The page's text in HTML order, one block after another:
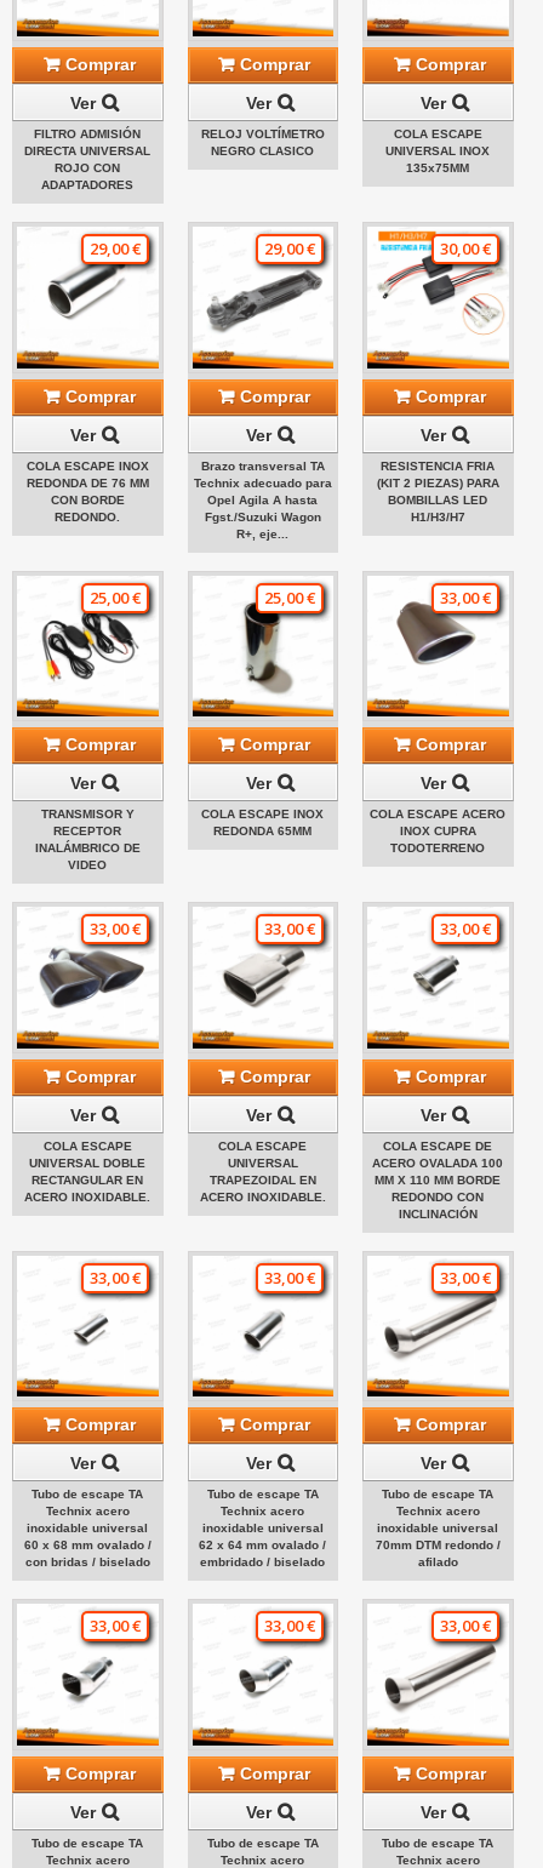
Comprar
Ver
FILTRO ADMISIÓN
DIRECTA UNIVERSAL
ROJO CON
ADAPTADORES
Comprar
Ver
RELOJ VOLTÍMETRO
NEGRO CLASICO
Comprar
Ver
COLA ESCAPE
UNIVERSAL INOX
135x75MM
29,00 €
Comprar
Ver
COLA ESCAPE INOX
REDONDA DE 76 MM
CON BORDE
REDONDO.
29,00 €
Comprar
Ver
Brazo transversal TA
Technix adecuado para
Opel Agila A hasta
Fgst./Suzuki Wagon
R+, eje...
30,00 €
Comprar
Ver
RESISTENCIA FRIA
(KIT 2 PIEZAS) PARA
BOMBILLAS LED
H1/H3/H7
25,00 €
Comprar
Ver
TRANSMISOR Y
RECEPTOR
INALÁMBRICO DE
VIDEO
25,00 €
Comprar
Ver
COLA ESCAPE INOX
REDONDA 65MM
33,00 €
Comprar
Ver
COLA ESCAPE ACERO
INOX CUPRA
TODOTERRENO
33,00 €
Comprar
Ver
COLA ESCAPE
UNIVERSAL DOBLE
RECTANGULAR EN
ACERO INOXIDABLE.
33,00 €
Comprar
Ver
COLA ESCAPE
UNIVERSAL
TRAPEZOIDAL EN
ACERO INOXIDABLE.
33,00 €
Comprar
Ver
COLA ESCAPE DE
ACERO OVALADA 100
MM X 110 MM BORDE
REDONDO CON
INCLINACIÓN
33,00 €
Comprar
Ver
Tubo de escape TA
Technix acero
inoxidable universal
60 x 68 mm ovalado /
con bridas / biselado
33,00 €
Comprar
Ver
Tubo de escape TA
Technix acero
inoxidable universal
62 x 64 mm ovalado /
embridado / biselado
33,00 €
Comprar
Ver
Tubo de escape TA
Technix acero
inoxidable universal
70mm DTM redondo /
afilado
33,00 €
Comprar
Ver
Tubo de escape TA
Technix acero
33,00 €
Comprar
Ver
Tubo de escape TA
Technix acero
33,00 €
Comprar
Ver
Tubo de escape TA
Technix acero